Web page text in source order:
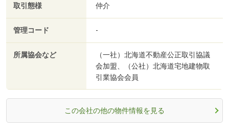
取引態様 仲介
管理コード -
所属協会など
（一社）北海道不動産公正取引協議
会加盟、（公社）北海道宅地建物取
引業協会会員
この会社の他の物件情報を見る